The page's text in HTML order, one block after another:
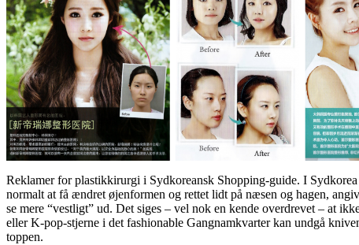
Reklamer for plastikkirurgi i Sydkoreansk Shopping-guide. I
normalt at få ændret øjenformen og rettet lidt på næsen og hagen,
se mere “vestligt” ud. Det siges – vel nok en kende overdrevet – at
eller K-pop-stjerne i det fashionable Gangnamkvarter kan undgå
toppen.